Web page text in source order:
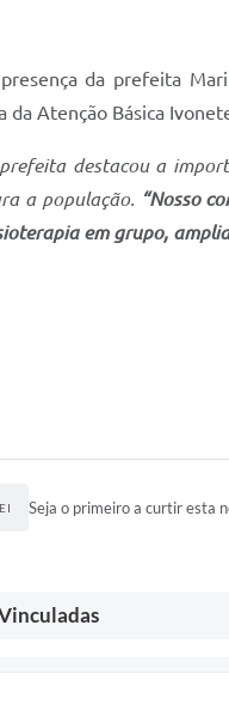
da prefeita
da Atenção Básica
destacou a
a população. “Nosso
em grupo,
Seja o primeiro a curtir esta